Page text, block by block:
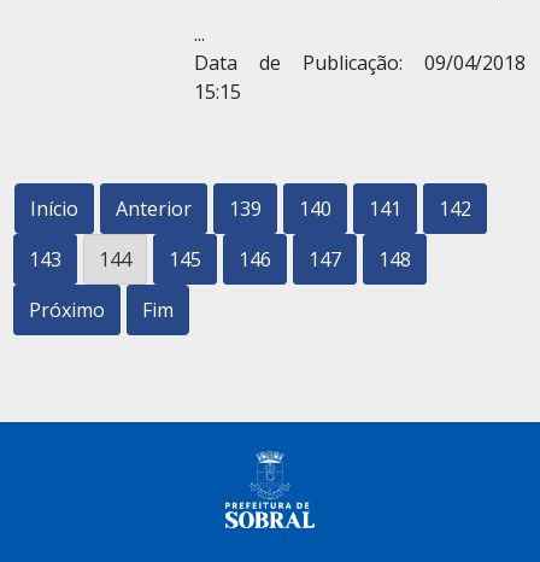
...
Data de Publicação: 09/04/2018
15:15
Início Anterior 139 140 141
142
143
144 145 146 147
148
Próximo
Fim